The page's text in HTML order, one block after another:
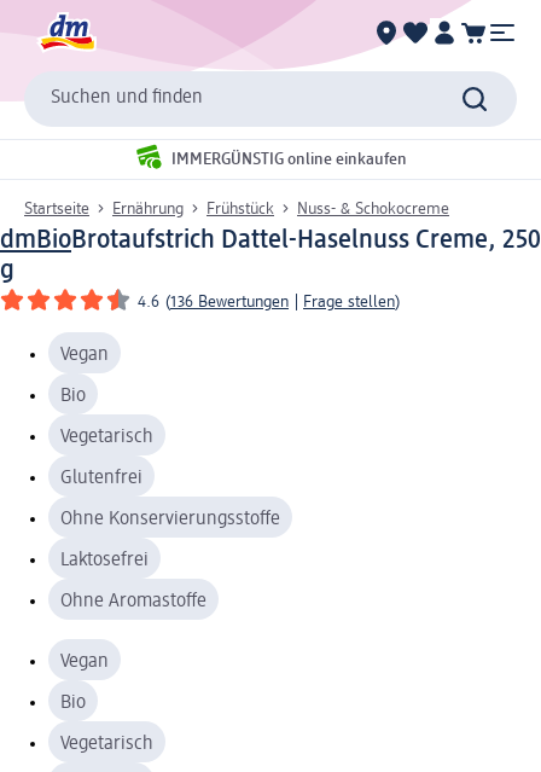
Suchen und finden
IMMERGÜNSTIG online einkaufen
Startseite Ernährung Frühstück Nuss- & Schokocreme
dmBioBrotaufstrich Dattel-Haselnuss Creme, 250
g
4.6 (136 Bewertungen Frage stellen)
Vegan
Bio
Vegetarisch
Glutenfrei
Ohne Konservierungsstoffe
Laktosefrei
Ohne Aromastoffe
Vegan
Bio
Vegetarisch